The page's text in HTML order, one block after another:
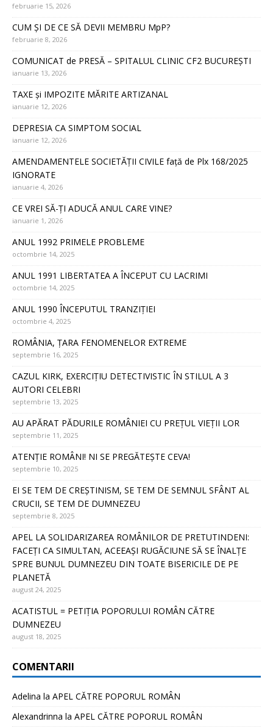
februarie 15, 2026
CUM ȘI DE CE SĂ DEVII MEMBRU MpP?
februarie 8, 2026
COMUNICAT de PRESĂ – SPITALUL CLINIC CF2 BUCUREȘTI
ianuarie 13, 2026
TAXE și IMPOZITE MĂRITE ARTIZANAL
ianuarie 12, 2026
DEPRESIA CA SIMPTOM SOCIAL
ianuarie 12, 2026
AMENDAMENTELE SOCIETĂȚII CIVILE față de Plx 168/2025
IGNORATE
ianuarie 4, 2026
CE VREI SĂ-ȚI ADUCĂ ANUL CARE VINE?
ianuarie 1, 2026
ANUL 1992 PRIMELE PROBLEME
octombrie 14, 2025
ANUL 1991 LIBERTATEA A ÎNCEPUT CU LACRIMI
octombrie 14, 2025
ANUL 1990 ÎNCEPUTUL TRANZIȚIEI
octombrie 4, 2025
ROMÂNIA, ȚARA FENOMENELOR EXTREME
septembrie 16, 2025
CAZUL KIRK, EXERCIȚIU DETECTIVISTIC ÎN STILUL A 3
AUTORI CELEBRI
septembrie 13, 2025
AU APĂRAT PĂDURILE ROMÂNIEI CU PREȚUL VIEȚII LOR
septembrie 11, 2025
ATENȚIE ROMÂNI! NI SE PREGĂTEȘTE CEVA!
septembrie 10, 2025
EI SE TEM DE CREȘTINISM, SE TEM DE SEMNUL SFÂNT AL
CRUCII, SE TEM DE DUMNEZEU
septembrie 8, 2025
APEL LA SOLIDARIZAREA ROMÂNILOR DE PRETUTINDENI:
FACEȚI CA SIMULTAN, ACEEAȘI RUGĂCIUNE SĂ SE ÎNALȚE
SPRE BUNUL DUMNEZEU DIN TOATE BISERICILE DE PE
PLANETĂ
august 24, 2025
ACATISTUL = PETIȚIA POPORULUI ROMÂN CĂTRE
DUMNEZEU
august 18, 2025
COMENTARII
Adelina la APEL CĂTRE POPORUL ROMÂN
Alexandrinna la APEL CĂTRE POPORUL ROMÂN